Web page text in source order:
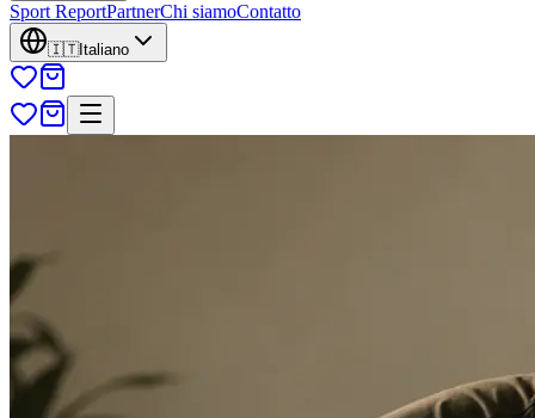
Sport ReportPartnerChi siamoContatto
🇮🇹Italiano